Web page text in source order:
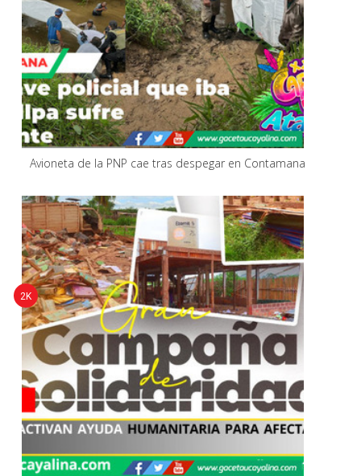
Avioneta de la PNP cae tras despegar en Contamana
2K